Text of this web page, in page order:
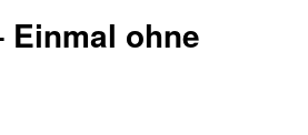
Einmal ohne